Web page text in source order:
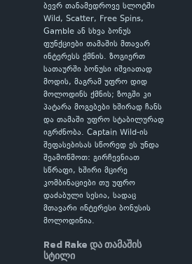
ბევრ თანამედროვე სლოტში
Wild, Scatter, Free Spins,
Gamble ან სხვა ბონუს
ფუნქციები თამაშის მთავარ
ინტერესს ქმნის. ზოგიერთ
სათაურში ბონუსი იშვიათად
მოდის, მაგრამ უფრო დიდ
მოლოდინს ქმნის; ზოგში კი
პატარა მოგებები ხშირად ჩანს
და თამაში უფრო სტაბილურად
იგრძნობა. Captain Wild-ის
შეფასებისას სწორედ ეს უნდა
შეამოწმოთ: გირჩევნიათ
სწრაფი, ხშირი მცირე
კომბინაციები თუ უფრო
დაძაბული სესია, სადაც
მთავარი ინტერესი ბონუსის
მოლოდინია.
Red Rake და თამაშის
სტილი